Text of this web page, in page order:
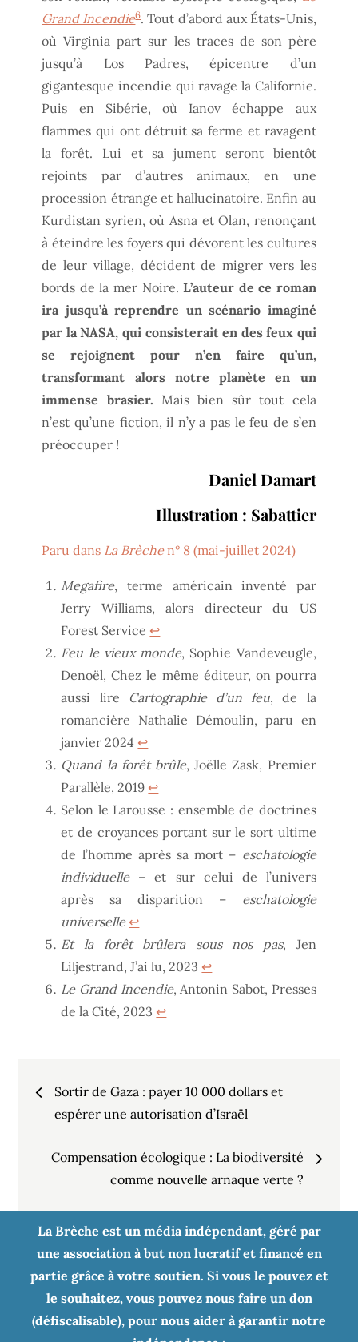
Grand Incendie6. Tout d’abord aux États-Unis,
où Virginia part sur les traces de son père
jusqu’à Los Padres, épicentre d’un
gigantesque incendie qui ravage la Californie.
Puis en Sibérie, où Ianov échappe aux
flammes qui ont détruit sa ferme et ravagent
la forêt. Lui et sa jument seront bientôt
rejoints par d’autres animaux, en une
procession étrange et hallucinatoire. Enfin au
Kurdistan syrien, où Asna et Olan, renonçant
à éteindre les foyers qui dévorent les cultures
de leur village, décident de migrer vers les
bords de la mer Noire.L’auteur de ce roman
ira jusqu’à reprendre un scénario imaginé
par la NASA, qui consisterait en des feux qui
se rejoignent pour n’en faire qu’un,
transformant alors notre planète en un
immense brasier. Mais bien sûr tout cela
n’est qu’une fiction, il n’y a pas le feu de s’en
préoccuper !
Daniel Damart
Illustration : Sabattier
Paru dans La Brèchen° 8 (mai-juillet 2024)
Megafire, terme américain inventé par
Jerry Williams, alors directeur du US
Forest Service ↩︎
Feu le vieux monde, Sophie Vandeveugle,
Denoël, Chez le même éditeur, on pourra
aussi lire
Cartographie d’un feu, de la
romancière Nathalie Démoulin, paru en
janvier 2024 ↩︎
Quand la forêt brûle, Joëlle Zask, Premier
Parallèle, 2019 ↩︎
Selon le Larousse : ensemble de doctrines
et de croyances portant sur le sort ultime
de l’homme après sa mort – eschatologie
individuelle– et sur celui de l’univers
après sa disparition – eschatologie
universelle ↩︎
Et la forêt brûlera sous nos pas, Jen
Liljestrand, J’ai lu, 2023 ↩︎
Le Grand Incendie, Antonin Sabot, Presses
de la Cité, 2023 ↩︎
Navigation
l’article
Sortir de Gaza : payer 10 000 dollars et
espérer une autorisation d’Israël
Compensation écologique : La biodiversité
comme nouvelle arnaque verte ?
La Brèche est un média indépendant, géré par
une association à but non lucratif et financé en
partie grâce à votre soutien. Si vous le pouvez et
le souhaitez, vous pouvez nous faire un don
(défiscalisable), pour nous aider à garantir notre